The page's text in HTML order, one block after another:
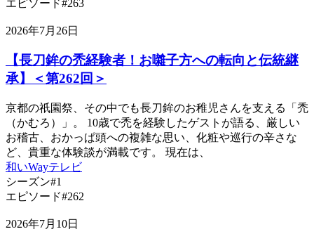
エピソード#263
2026年7月26日
【長刀鉾の禿経験者！お囃子方への転向と伝統継
承】＜第262回＞
京都の祇園祭、その中でも長刀鉾のお稚児さんを支える「禿
（かむろ）」。 10歳で禿を経験したゲストが語る、厳しい
お稽古、おかっぱ頭への複雑な思い、化粧や巡行の辛さな
ど、貴重な体験談が満載です。 現在は、
和いWayテレビ
シーズン#1
エピソード#262
2026年7月10日